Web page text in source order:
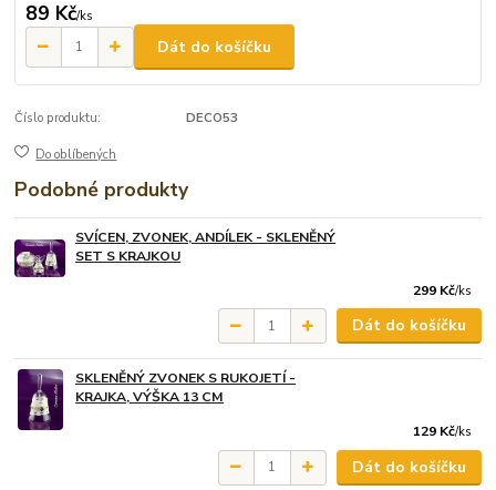
89 Kč/ks
Dát do košíčku
Číslo produktu: DECO53
Do oblíbených
Podobné produkty
SVÍCEN, ZVONEK, ANDÍLEK - SKLENĚNÝ
SET S KRAJKOU
299 Kč/ks
Dát do košíčku
SKLENĚNÝ ZVONEK S RUKOJETÍ -
KRAJKA, VÝŠKA 13 CM
129 Kč/ks
Dát do košíčku